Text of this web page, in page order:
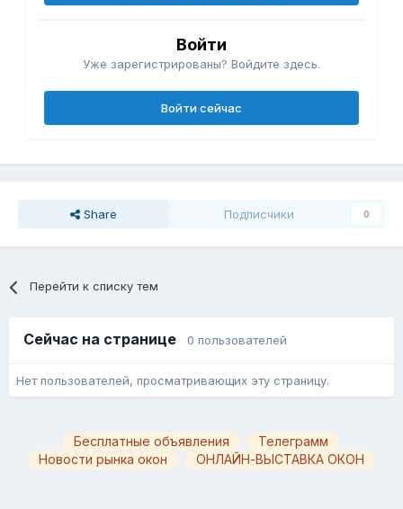
Войти
Уже зарегистрированы? Войдите здесь.
Войти сейчас
Share Подписчики 0
Перейти к списку тем
Сейчас на странице 0 пользователей
Нет пользователей, просматривающих эту страницу.
Бесплатные объявления
Телеграмм
Новости рынка окон
ОНЛАЙН-ВЫСТАВКА ОКОН